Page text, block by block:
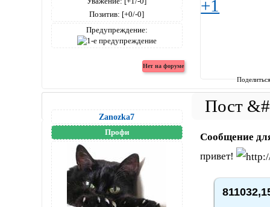
Позитив: [+0/-0]
Предупреждение:
+1
Zanozka7
Профи
Сообщение
привет!